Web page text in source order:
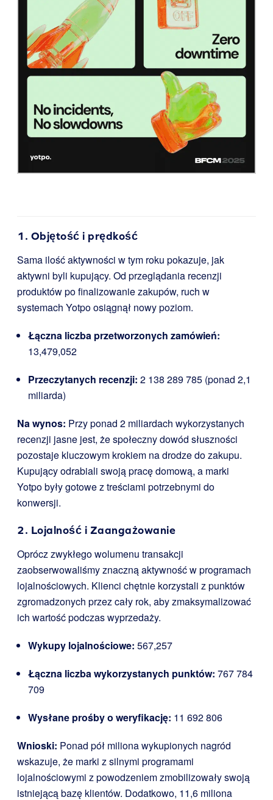
1. Objętość i prędkość
Sama ilość aktywności w tym roku pokazuje, jak
aktywni byli kupujący. Od przeglądania recenzji
produktów po finalizowanie zakupów, ruch w
systemach Yotpo osiągnął nowy poziom.
Łączna liczba przetworzonych zamówień:
13,479,052
Przeczytanych recenzji: 2 138 289 785 (ponad 2,1
miliarda)
Na wynos: Przy ponad 2 miliardach wykorzystanych
recenzji jasne jest, że społeczny dowód słuszności
pozostaje kluczowym krokiem na drodze do zakupu.
Kupujący odrabiali swoją pracę domową, a marki
Yotpo były gotowe z treściami potrzebnymi do
konwersji.
2. Lojalność i Zaangażowanie
Oprócz zwykłego wolumenu transakcji
zaobserwowaliśmy znaczną aktywność w programach
lojalnościowych. Klienci chętnie korzystali z punktów
zgromadzonych przez cały rok, aby zmaksymalizować
ich wartość podczas wyprzedaży.
Wykupy lojalnościowe: 567,257
Łączna liczba wykorzystanych punktów: 767 784
709
Wysłane prośby o weryfikację: 11 692 806
Wnioski: Ponad pół miliona wykupionych nagród
wskazuje, że marki z silnymi programami
lojalnościowymi z powodzeniem zmobilizowały swoją
istniejącą bazę klientów. Dodatkowo, 11,6 miliona